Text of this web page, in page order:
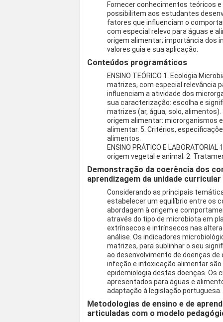
Fornecer conhecimentos teóricos
possibilitem aos estudantes
fatores que influenciam o
com especial relevo para águas e
origem alimentar; importância dos
valores guia e sua aplicação.
Conteúdos programáticos
ENSINO TEÓRICO 1. Ecologia
matrizes, com especial relevância
influenciam a atividade dos
sua caracterização: escolha e
matrizes (ar, água, solo,
origem alimentar: microrganismos
alimentar. 5. Critérios,
alimentos.
ENSINO PRÁTICO E
origem vegetal e animal. 2.
Demonstração da coerência dos
aprendizagem da unidade curricular
Considerando as principais
estabelecer um equilíbrio entre os
abordagem à origem e
através do tipo de microbiota em
extrínsecos e intrínsecos nas
análise. Os indicadores
matrizes, para sublinhar o seu
ao desenvolvimento de doenças
infeção e intoxicação alimentar
epidemiologia destas doenças. Os
apresentados para águas e
adaptação à legislação portuguesa.
Metodologias de ensino e de
articuladas com o modelo